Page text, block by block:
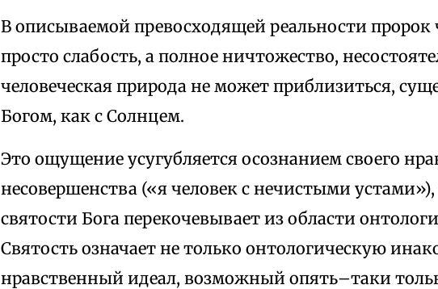
В описываемой превосходящей реальности пророк
просто слабость, а полное ничтожество,
человеческая природа не может приблизиться,
Богом, как с Солнцем.
Это ощущение усугубляется осознанием своего
несовершенства («я человек с нечистыми
святости Бога перекочевывает из области
Святость означает не только онтологическую
нравственный идеал, возможный опять–таки